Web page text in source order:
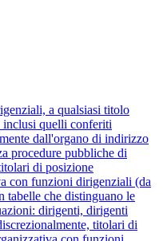
a qualsiasi titolo
quelli conferiti
dall'organo di indirizzo
procedure pubbliche di
di posizione
con funzioni dirigenziali (da
tabelle che distinguano le
dirigenti, dirigenti
titolari di